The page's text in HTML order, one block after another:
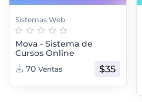
Sistemas Web
Mova - Sistema de
Cursos Online
70 Ventas $35